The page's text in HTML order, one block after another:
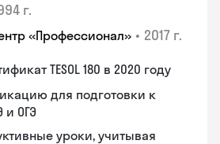
г.
«Профессионал» • 2017 г.
TESOL 180 в 2020 году
для подготовки к
и ОГЭ
уроки, учитывая